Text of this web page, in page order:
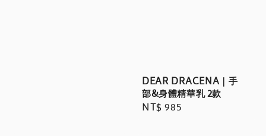
DEAR DRACENA｜手
部&身體精華乳 2款
Regular
NT$ 985